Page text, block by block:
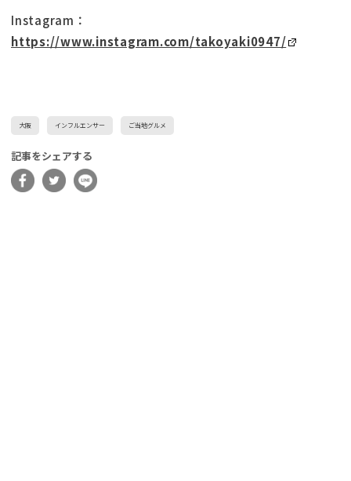
Instagram：
https://www.instagram.com/takoyaki0947/
大阪 インフルエンサー ご当地グルメ
記事をシェアする